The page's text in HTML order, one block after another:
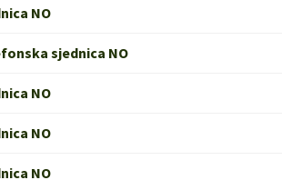
NO
sjednica NO
NO
NO
NO